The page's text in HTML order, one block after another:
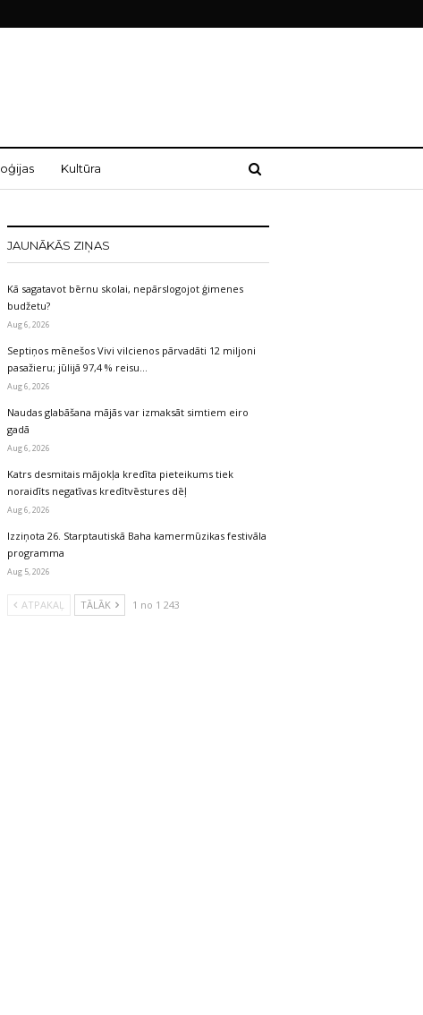
Kultūra
JAUNĀKĀS ZIŅAS
Kā sagatavot bērnu skolai, nepārslogojot ģimenes
budžetu?
Aug 6, 2026
Septiņos mēnešos Vivi vilcienos pārvadāti 12 miljoni
pasažieru; jūlijā 97,4 % reisu…
Aug 6, 2026
Naudas glabāšana mājās var izmaksāt simtiem eiro
gadā
Aug 6, 2026
Katrs desmitais mājokļa kredīta pieteikums tiek
noraidīts negatīvas kredītvēstures dēļ
Aug 6, 2026
Izziņota 26. Starptautiskā Baha kamermūzikas festivāla
programma
Aug 5, 2026
ATPAKAĻ TĀLĀK 1 no 1 243